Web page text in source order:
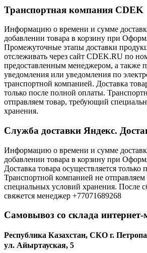
Транспортная компания CDEK
Информацию о времени и сумме
добавлении товара в корзину при
Промежуточные этапы доставки
отслеживать через сайт CDEK.RU по
предоставленным менеджером, а также
уведомления или уведомления по
транспортной компанией. Доставка
только после полной оплаты.
отправляем товар, требующий
хранения.
Служба доставки Яндекс.
Информацию о времени и сумме
добавлении товара в корзину при
Доставка товара осуществляется
Транспортной компанией не
специальных условий хранения. После
свяжется менеджер +77071689268
Самовывоз со склада интернет-
Республика Казахстан, СКО г.
ул. Айыртауская, 5